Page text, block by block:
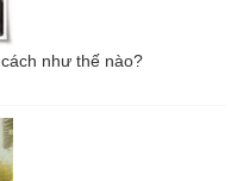
như thế nào?